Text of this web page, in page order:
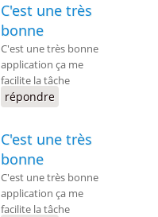
C'est une très
bonne
C'est une très bonne
application ça me
facilite la tâche
répondre
C'est une très
bonne
C'est une très bonne
application ça me
facilite la tâche